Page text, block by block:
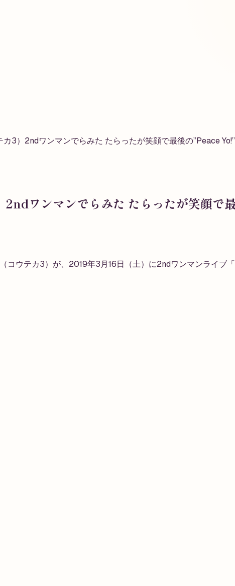
3）2ndワンマンでらみた たらったが笑顔で最後の”Peace
ワンマンでらみた たらったが笑顔で
コウテカ3）が、2019年3月16日（土）に2ndワンマンライブ